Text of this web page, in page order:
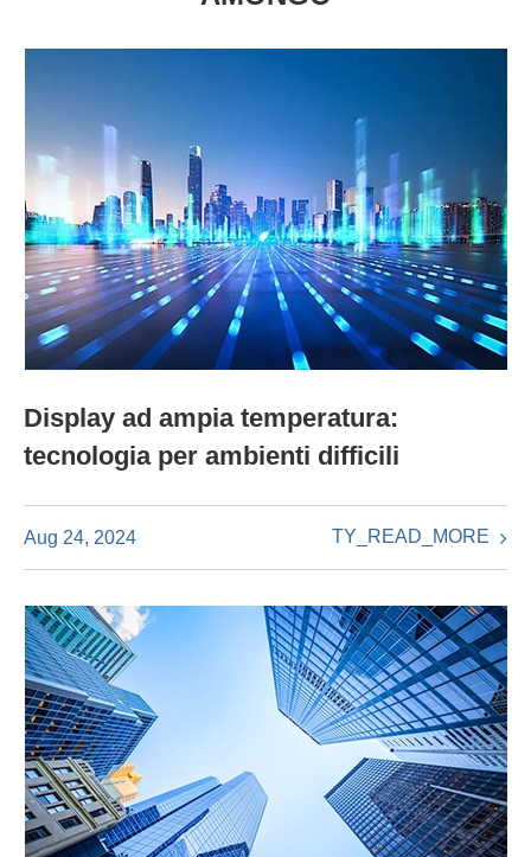
Display ad ampia temperatura:
tecnologia per ambienti difficili
Aug 24, 2024 TY_READ_MORE